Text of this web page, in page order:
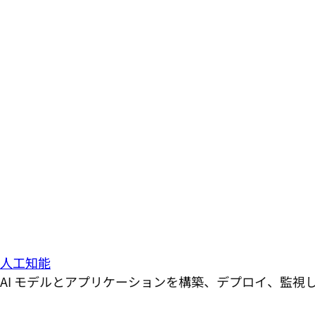
人工知能
AI モデルとアプリケーションを構築、デプロイ、監視